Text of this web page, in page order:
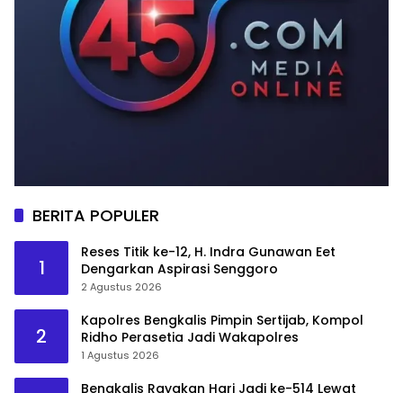
BERITA POPULER
1
Reses Titik ke-12, H. Indra Gunawan Eet
Dengarkan Aspirasi Senggoro
2 Agustus 2026
2
Kapolres Bengkalis Pimpin Sertijab, Kompol
Ridho Perasetia Jadi Wakapolres
1 Agustus 2026
Bengkalis Rayakan Hari Jadi ke-514 Lewat